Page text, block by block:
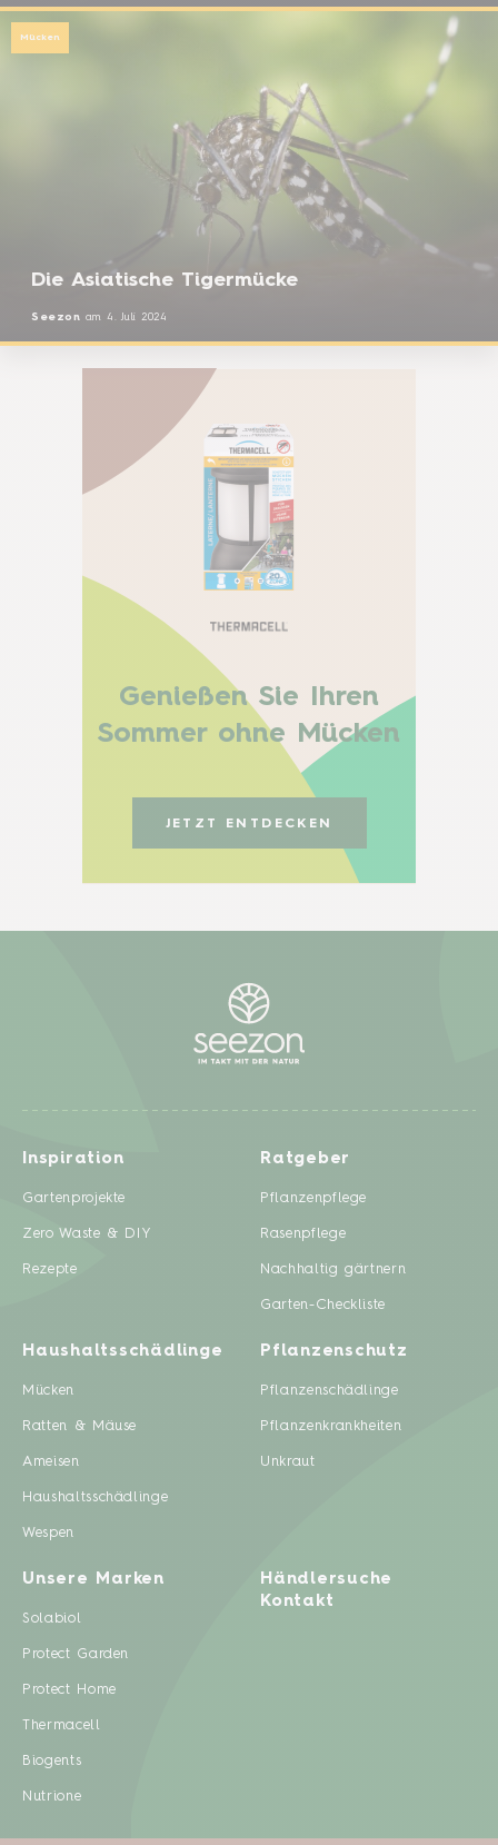
Die Asiatische Tigermücke
Seezon am 4. Juli 2024
Mücken
Genießen Sie Ihren
Sommer ohne Mücken
JETZT ENTDECKEN
Inspiration
Gartenprojekte
Zero Waste & DIY
Rezepte
Ratgeber
Pflanzenpflege
Rasenpflege
Nachhaltig gärtnern
Garten-Checkliste
Haushaltsschädlinge
Mücken
Ratten & Mäuse
Ameisen
Haushaltsschädlinge
Wespen
Pflanzenschutz
Pflanzenschädlinge
Pflanzenkrankheiten
Unkraut
Unsere Marken
Solabiol
Protect Garden
Protect Home
Thermacell
Biogents
Nutrione
Händlersuche
Kontakt